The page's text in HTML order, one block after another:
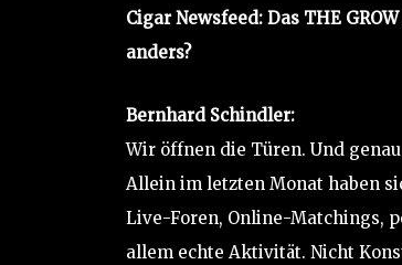
Cigar Newsfeed: Das THE
anders?
Bernhard Schindler:
Wir öffnen die Türen. Und
Allein im letzten Monat haben
Live-Foren, Online-Matchings,
allem echte Aktivität. Nicht